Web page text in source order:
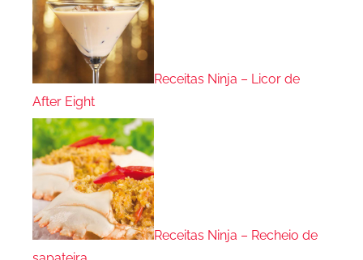
Receitas Ninja – Licor de
After Eight
Receitas Ninja – Recheio de